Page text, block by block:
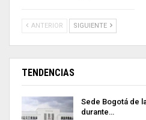
ANTERIOR SIGUIENTE
TENDENCIAS
Sede Bogotá de
durante…